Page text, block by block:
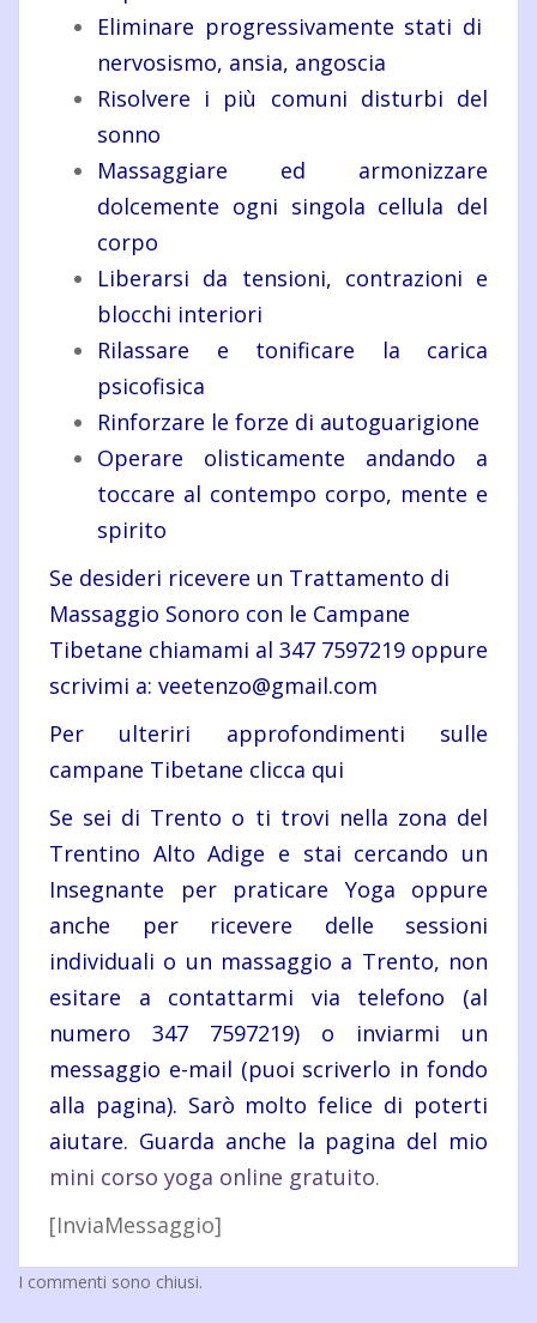
Eliminare progressivamente stati di
nervosismo, ansia, angoscia
Risolvere i più comuni disturbi del
sonno
Massaggiare ed armonizzare
dolcemente ogni singola cellula del
corpo
Liberarsi da tensioni, contrazioni e
blocchi interiori
Rilassare e tonificare la carica
psicofisica
Rinforzare le forze di autoguarigione
Operare olisticamente andando a
toccare al contempo corpo, mente e
spirito
Se desideri ricevere un Trattamento di
Massaggio Sonoro con le Campane
Tibetane chiamami al 347 7597219 oppure
scrivimi a: veetenzo@gmail.com
Per ulteriri approfondimenti sulle
campane Tibetane clicca qui
Se sei di Trento o ti trovi nella zona del
Trentino Alto Adige e stai cercando un
Insegnante per praticare Yoga oppure
anche per ricevere delle sessioni
individuali o un massaggio a Trento, non
esitare a contattarmi via telefono (al
numero 347 7597219) o inviarmi un
messaggio e-mail (puoi scriverlo in fondo
alla pagina). Sarò molto felice di poterti
aiutare. Guarda anche la pagina del mio
mini corso yoga online gratuito.
[InviaMessaggio]
I commenti sono chiusi.